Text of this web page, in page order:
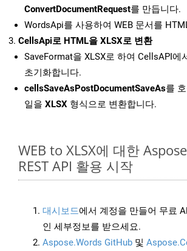
ConvertDocumentRequest를 만듭니다.
WordsApi를 사용하여 WEB 문서를
CellsApi로 HTML을 XLSX로 변환
SaveFormat을 XLSX로 하여 CellsAPI에
초기화합니다.
cellsSaveAsPostDocumentSaveAs를
일을 XLSX 형식으로 변환합니다.
WEB to XLSX에 대한
REST API 활용 시작
대시보드에서 계정을 만들어 무료
인 세부정보를 받으세요.
Aspose.Words GitHub 및